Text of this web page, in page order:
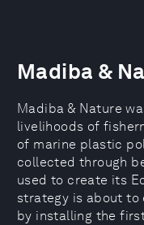
Madiba &
Madiba & Nature
livelihoods of
of marine plastic
collected through
used to create its
strategy is about to
by installing the